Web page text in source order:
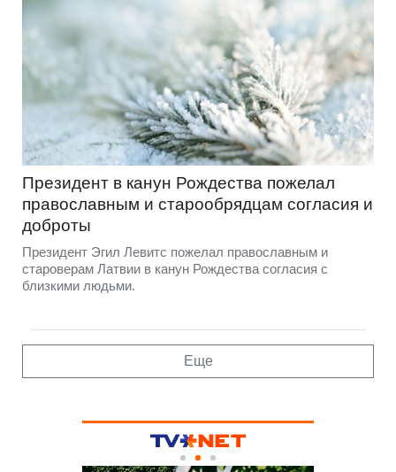
Президент в канун Рождества пожелал
православным и старообрядцам согласия и
доброты
Президент Эгил Левитс пожелал православным и
староверам Латвии в канун Рождества согласия с
близкими людьми.
Еще